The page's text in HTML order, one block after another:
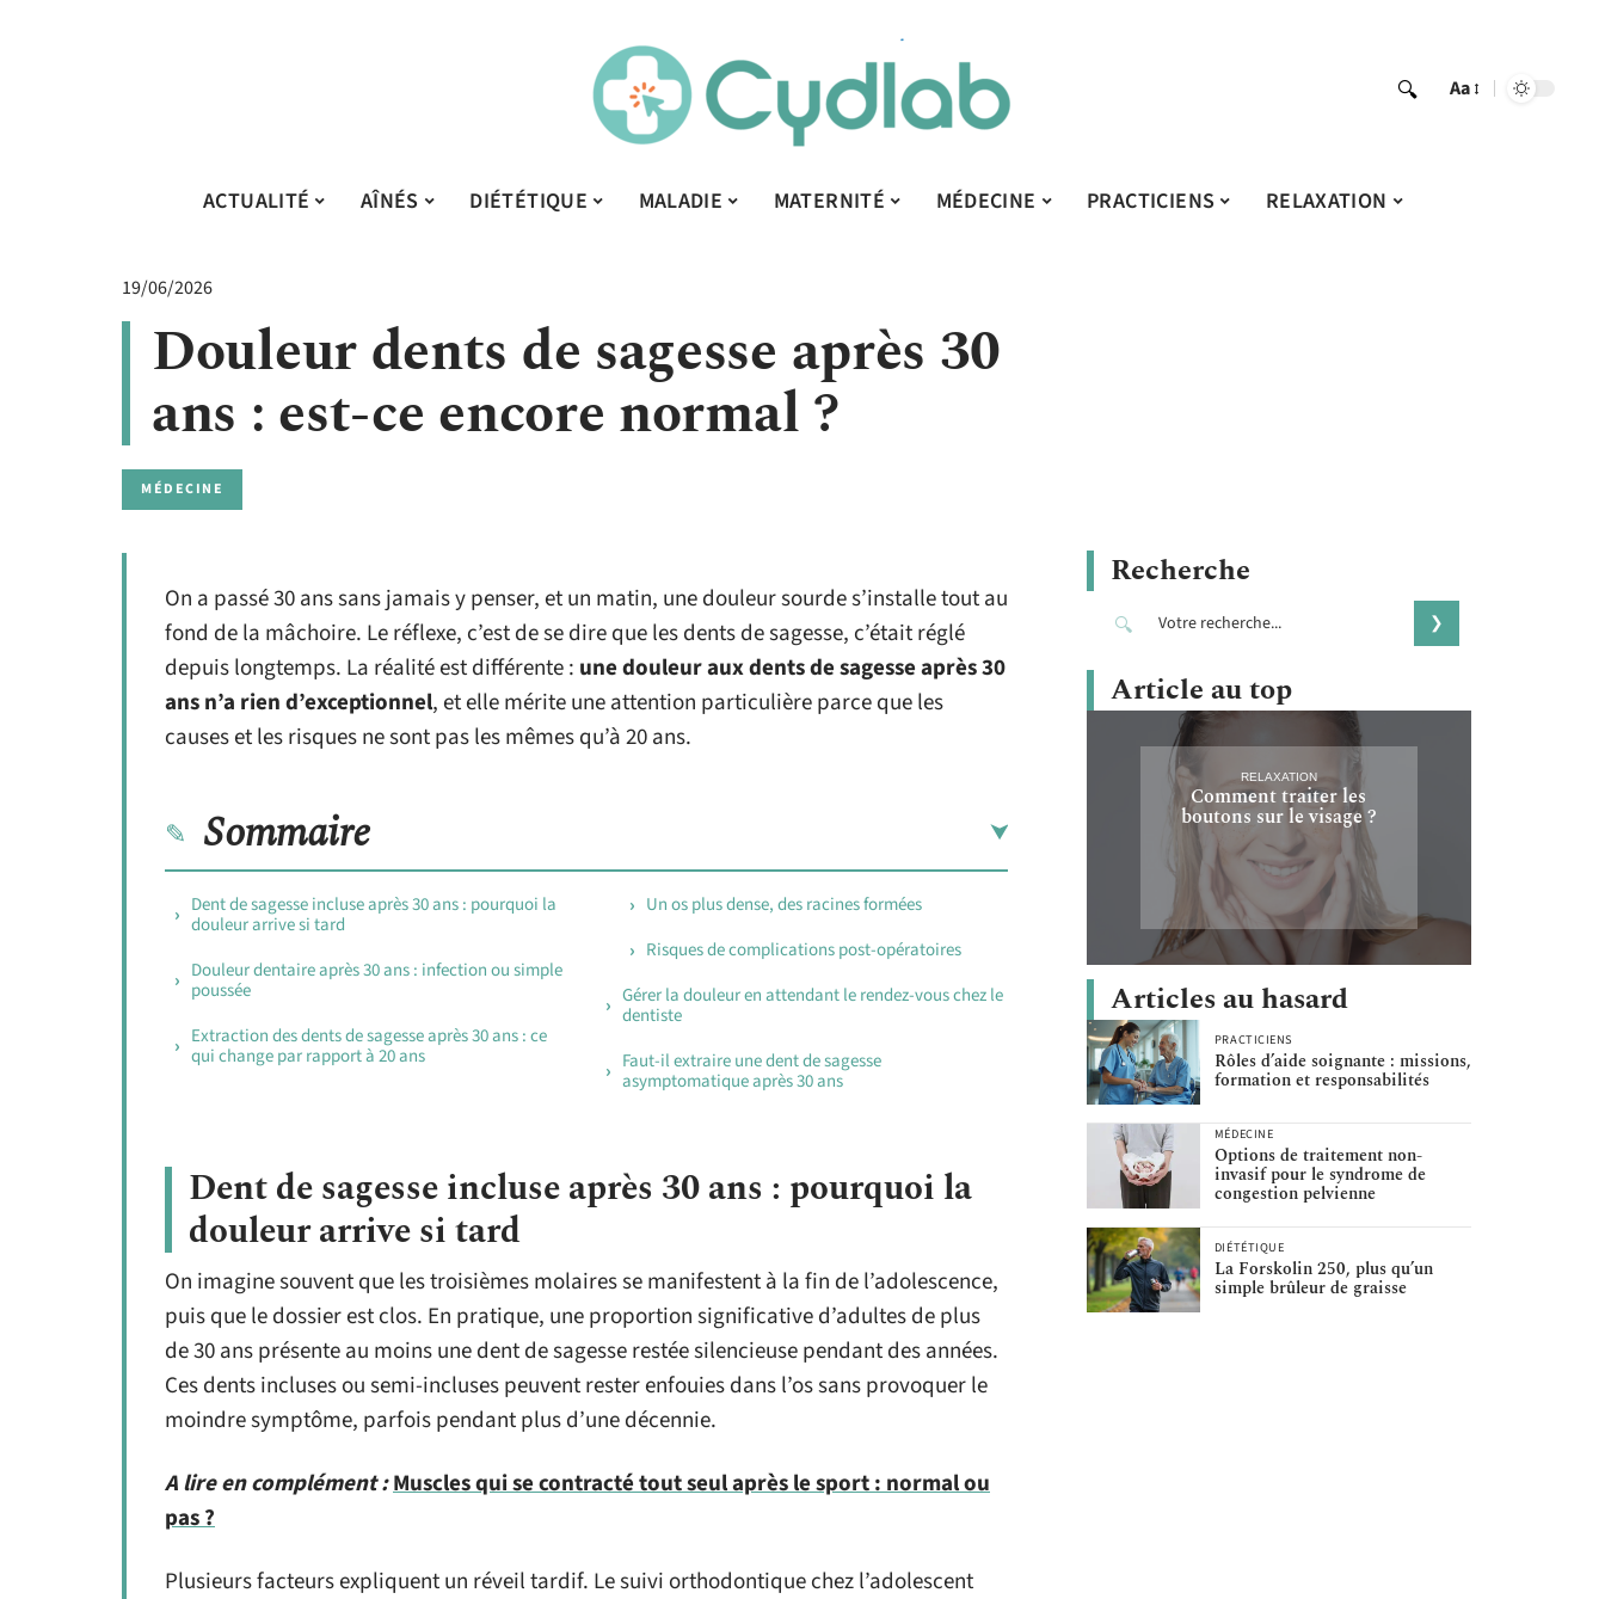
Aa
ACTUALITÉ AÎNÉS DIÉTÉTIQUE MALADIE MATERNITÉ MÉDECINE PRACTICIENS RELAXATION
19/06/2026
Douleur dents de sagesse après 30
ans : est-ce encore normal ?
MÉDECINE
On a passé 30 ans sans jamais y penser, et un matin, une douleur sourde s’installe tout au
fond de la mâchoire. Le réflexe, c’est de se dire que les dents de sagesse, c’était réglé
depuis longtemps. La réalité est différente : une douleur aux dents de sagesse après 30
ans n’a rien d’exceptionnel, et elle mérite une attention particulière parce que les
causes et les risques ne sont pas les mêmes qu’à 20 ans.
Sommaire
Dent de sagesse incluse après 30 ans : pourquoi la
douleur arrive si tard
Douleur dentaire après 30 ans : infection ou simple
poussée
Extraction des dents de sagesse après 30 ans : ce
qui change par rapport à 20 ans
Un os plus dense, des racines formées
Risques de complications post-opératoires
Gérer la douleur en attendant le rendez-vous chez le
dentiste
Faut-il extraire une dent de sagesse
asymptomatique après 30 ans
Dent de sagesse incluse après 30 ans : pourquoi la
douleur arrive si tard
On imagine souvent que les troisièmes molaires se manifestent à la fin de l’adolescence,
puis que le dossier est clos. En pratique, une proportion significative d’adultes de plus
de 30 ans présente au moins une dent de sagesse restée silencieuse pendant des années.
Ces dents incluses ou semi-incluses peuvent rester enfouies dans l’os sans provoquer le
moindre symptôme, parfois pendant plus d’une décennie.
A lire en complément :Muscles qui se contracté tout seul après le sport : normal ou
pas ?
Plusieurs facteurs expliquent un réveil tardif. Le suivi orthodontique chez l’adolescent
Recherche
Article au top
RELAXATION
Comment traiter les
boutons sur le visage ?
Articles au hasard
PRACTICIENS
Rôles d’aide soignante : missions,
formation et responsabilités
MÉDECINE
Options de traitement non-
invasif pour le syndrome de
congestion pelvienne
DIÉTÉTIQUE
La Forskolin 250, plus qu’un
simple brûleur de graisse